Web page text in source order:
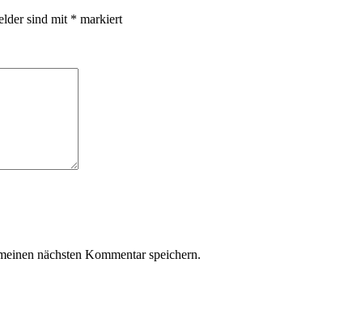
sind mit * markiert
nächsten Kommentar speichern.